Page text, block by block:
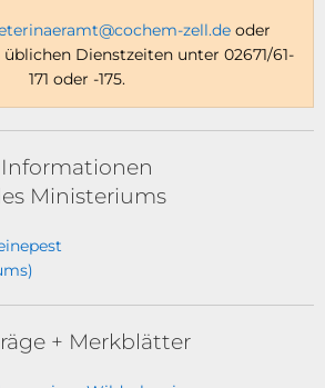
zell.de oder
Dienstzeiten unter 02671/61-
171 oder -175.
Informationen
Ministeriums
+ Merkblätter